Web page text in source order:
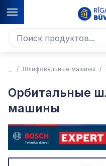
Шлифовальные машины
Орбитальные
машины